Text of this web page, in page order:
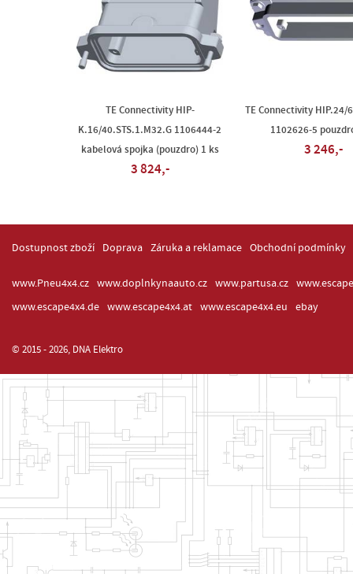
TE Connectivity HIP-
K.16/40.STS.1.M32.G 1106444-2
kabelová spojka (pouzdro) 1 ks
3 824,-
TE Connectivity HIP.24/
1102626-5
3 246,-
Dostupnost zboží Doprava Záruka a reklamace Obchodní podmínky
www.Pneu4x4.cz www.doplnkynaauto.cz www.partusa.cz
www.escape4x4.de
www.escape4x4.at www.escape4x4.eu ebay
© 2015 - 2026, DNA Elektro